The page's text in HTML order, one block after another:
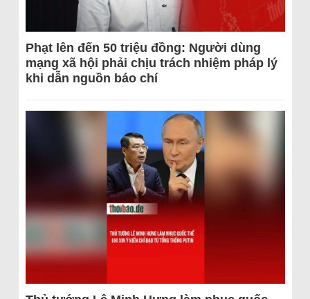
Phạt lên đến 50 triệu đồng: Người dùng
mạng xã hội phải chịu trách nhiệm pháp lý
khi dẫn nguồn báo chí